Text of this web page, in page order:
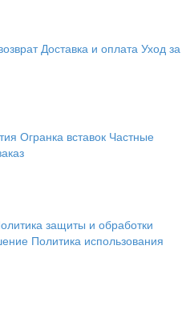
Доставка и оплата Уход за
Огранка вставок Частные
защиты и обработки
Политика использования